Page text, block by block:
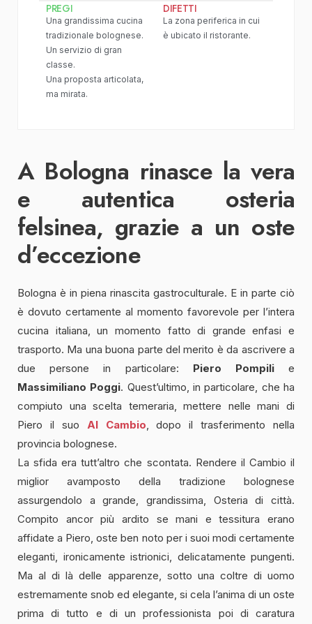
PREGI
Una grandissima cucina
tradizionale bolognese.
Un servizio di gran
classe.
Una proposta articolata,
ma mirata.
DIFETTI
La zona periferica in cui
è ubicato il ristorante.
A Bologna rinasce la vera
e autentica osteria
felsinea, grazie a un oste
d’eccezione
Bologna è in piena rinascita gastroculturale. E in parte ciò
è dovuto certamente al momento favorevole per l’intera
cucina italiana, un momento fatto di grande enfasi e
trasporto. Ma una buona parte del merito è da ascrivere a
due persone in particolare: Piero Pompilie
Massimiliano Poggi. Quest’ultimo, in particolare, che ha
compiuto una scelta temeraria, mettere nelle mani di
Piero il suo Al Cambio , dopo il trasferimento nella
provincia bolognese.
La sfida era tutt’altro che scontata. Rendere il Cambio il
miglior avamposto della tradizione bolognese
assurgendolo a grande, grandissima, Osteria di città.
Compito ancor più ardito se mani e tessitura erano
affidate a Piero, oste ben noto per i suoi modi certamente
eleganti, ironicamente istrionici, delicatamente pungenti.
Ma al di là delle apparenze, sotto una coltre di uomo
estremamente snob ed elegante, si cela l’anima di un oste
prima di tutto e di un professionista poi di caratura